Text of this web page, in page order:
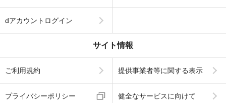
dアカウントログイン
サイト情報
ご利用規約 提供事業者等に関する表示
プライバシーポリシー 健全なサービスに向けて